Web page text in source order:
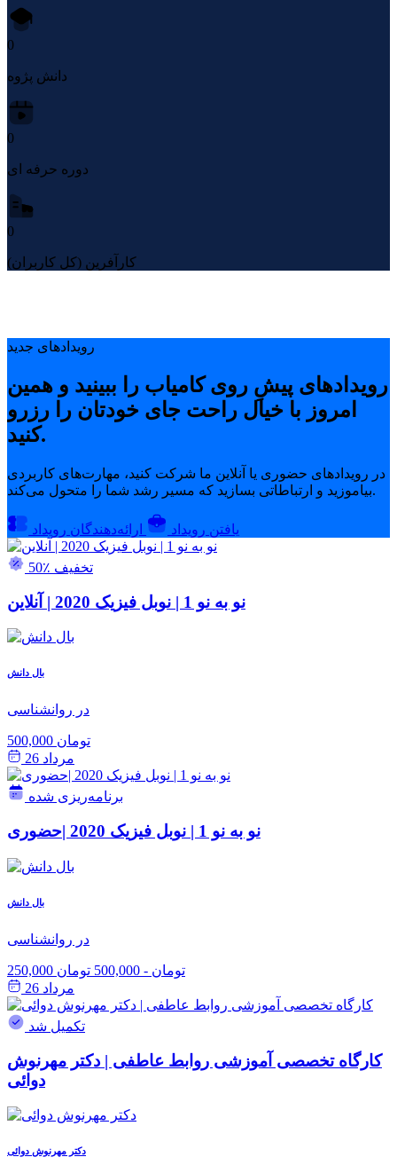
0
دانش پژوه
0
دوره حرفه ای
0
کارآفرین (کل کاربران)
رویدادهای جدید
رویدادهای پیشِ روی کامیاب را ببینید و همین
امروز با خیال راحت جای خودتان را رزرو
کنید.
در رویدادهای حضوری یا آنلاین ما شرکت کنید، مهارت‌های کاربردی
بیاموزید و ارتباطاتی بسازید که مسیر رشد شما را متحول می‌کند.
یافتن رویداد ارائه‌دهندگان رویداد
50٪ تخفیف
نو به نو 1 | نوبل فیزیک 2020 | آنلاین
بال دانش
در روانشناسی
500,000 تومان
مرداد 26
برنامه‌ریزی شده
نو به نو 1 | نوبل فیزیک 2020 |حضوری
بال دانش
در روانشناسی
250,000 تومان - 500,000 تومان
مرداد 26
تکمیل شد
کارگاه تخصصی آموزشی روابط عاطفی | دکتر مهرنوش
دوائی
دکتر مهرنوش دوائی